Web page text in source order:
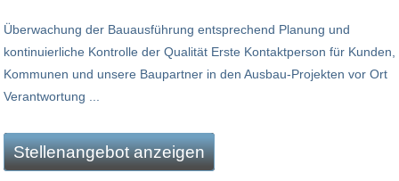
Überwachung der Bauausführung entsprechend Planung und
kontinuierliche Kontrolle der Qualität Erste Kontaktperson für Kunden,
Kommunen und unsere Baupartner in den Ausbau-Projekten vor Ort
Verantwortung ...
Stellenangebot anzeigen